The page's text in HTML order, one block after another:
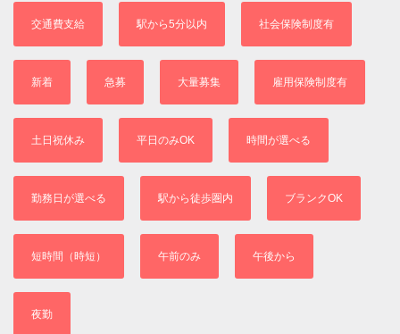
交通費支給 駅から5分以内 社会保険制度有
新着 急募 大量募集 雇用保険制度有
土日祝休み 平日のみOK 時間が選べる
勤務日が選べる 駅から徒歩圏内 ブランクOK
短時間（時短） 午前のみ 午後から
夜勤